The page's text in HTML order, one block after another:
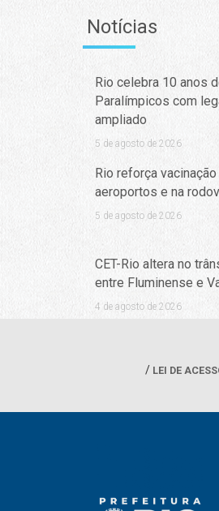
Notícias
Rio celebra 10 anos
Paralímpicos com
ampliado
5 de agosto de 2026
Rio reforça
aeroportos e na
5 de agosto de 2026
CET-Rio altera no
entre Fluminense e
4 de agosto de 2026
LEI DE